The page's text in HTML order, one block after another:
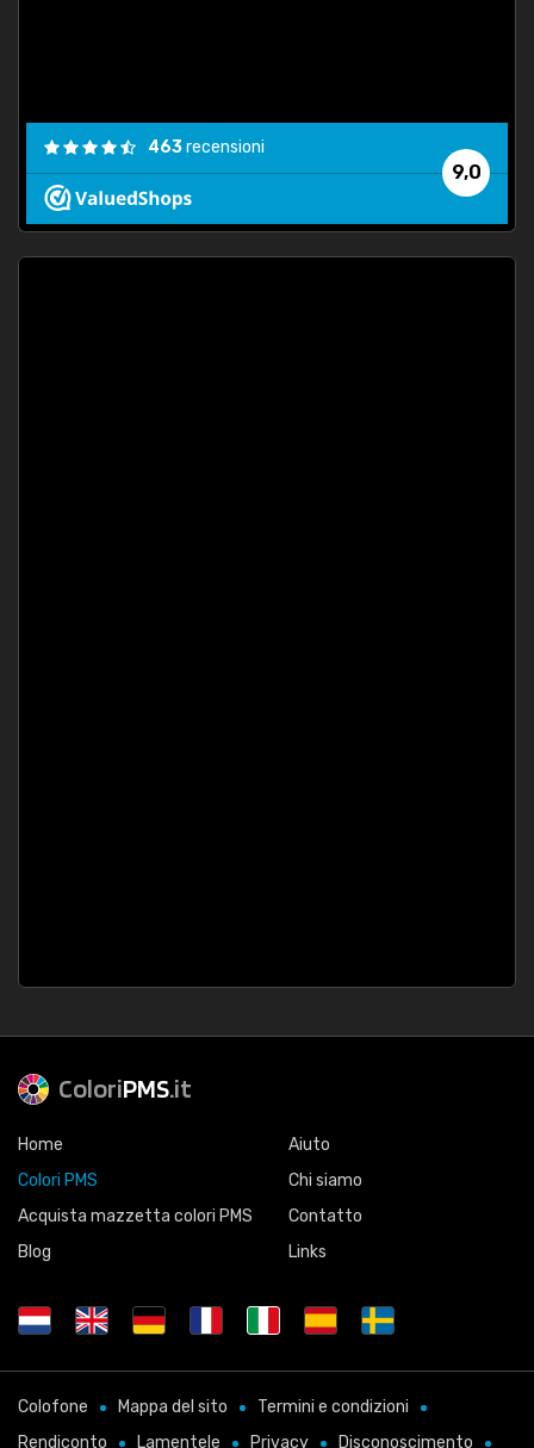
9,0
463recensioni
ColoriPMS.it
Home
Colori PMS
Acquista mazzetta colori PMS
Blog
Aiuto
Chi siamo
Contatto
Links
Colofone Mappa del sito
Termini e condizioni
Rendiconto
Lamentele Privacy Disconoscimento